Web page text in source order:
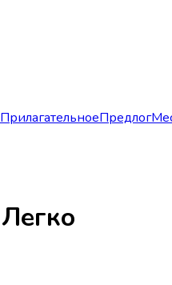
ПрилагательноеПредлог
Легко